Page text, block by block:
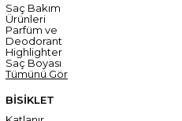
Saç Bakım
Ürünleri
Parfüm ve
Deodorant
Highlighter
Saç Boyası
Tümünü Gör
BİSİKLET